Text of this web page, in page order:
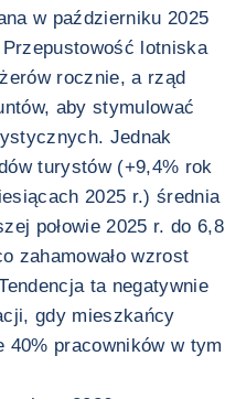
w październiku 2025
lotniska
rocznie, a rząd
aby stymulować
Jednak
turystów (+9,4% rok
2025 r.) średnia
połowie 2025 r. do 6,8
zahamowało wzrost
ta negatywnie
gdy mieszkańcy
40% pracowników w tym